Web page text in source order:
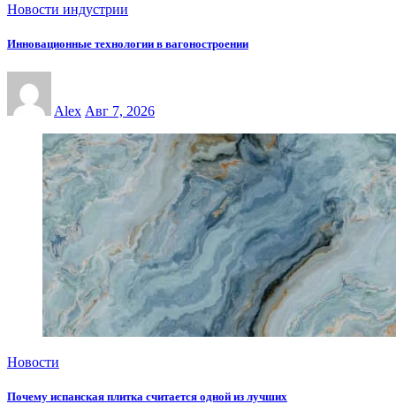
Новости индустрии
Инновационные технологии в вагоностроении
Alex Авг 7, 2026
Новости
Почему испанская плитка считается одной из лучших